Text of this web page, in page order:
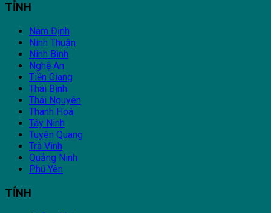
TỈNH
Nam Định
Ninh Thuận
Ninh Bình
Nghệ An
Tiền Giang
Thái Bình
Thái Nguyên
Thanh Hoá
Tây Ninh
Tuyên Quang
Trà Vinh
Quảng Ninh
Phú Yên
TỈNH